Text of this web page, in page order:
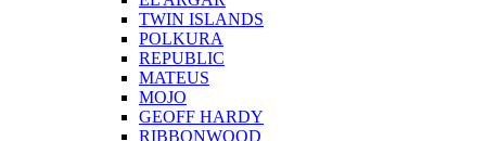
TWIN ISLANDS
POLKURA
REPUBLIC
MATEUS
MOJO
GEOFF HARDY
RIBBONWOOD